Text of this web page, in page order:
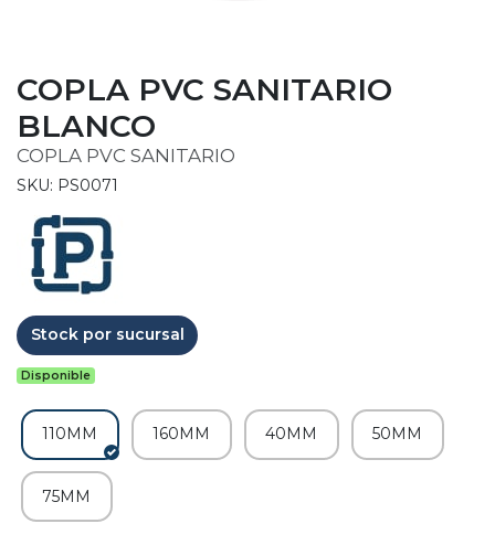
COPLA PVC SANITARIO
BLANCO
COPLA PVC SANITARIO
SKU: PS0071
Stock por sucursal
Disponible
110MM 160MM 40MM 50MM
75MM